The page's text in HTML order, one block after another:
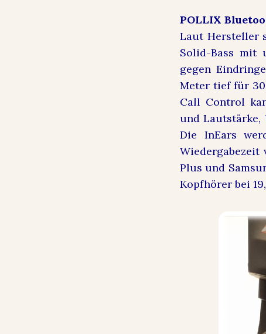
POLLIX
Laut Hersteller
Solid-Bass mit
gegen
Meter tief für
Call Control
und Lautstärke,
Die InEars
Wiedergabezeit
Plus und
Kopfhörer bei